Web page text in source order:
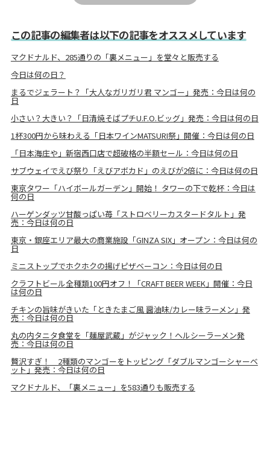
この記事の編集者は以下の記事をオススメしています
マクドナルド、285通りの「裏メニュー」を堂々と販売する
今日は何の日？
まるでジェラート？「大人なガリガリ君 マンゴー」発売：今日は何の
日
小さい？大きい？「日清焼そばプチU.F.O.ビッグ」発売：今日は何の日
1杯300円から味わえる「日本ワインMATSURI祭」開催：今日は何の日
「日本海庄や」新宿西口店で超破格の半額セール：今日は何の日
サブウェイでえび祭り「えびアボカド」のえびが2倍に：今日は何の日
東京タワー「ハイボールガーデン」開始！ タワーの下で乾杯：今日は
何の日
ハーゲンダッツ甘酸っぱい苺「ストロベリーカスタードタルト」発
売：今日は何の日
東京・銀座エリア最大の商業施設「GINZA SIX」オープン：今日は何の
日
ミニストップでホクホクの揚げピザベーコン：今日は何の日
クラフトビール全種類100円オフ！「CRAFT BEER WEEK」開催：今日
は何の日
チキンの旨味がきいた「ときたまご風 醤油味/カレー味ラーメン」発
売：今日は何の日
丸の内タニタ食堂を「麺屋武蔵」がジャック！ヘルシーラーメン発
売：今日は何の日
贅沢すぎ！ 2種類のマンゴーをトッピング「ダブルマンゴーシャーベ
ット」発売：今日は何の日
マクドナルド、「裏メニュー」を583通りも販売する